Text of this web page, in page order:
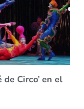
Circo’ en el